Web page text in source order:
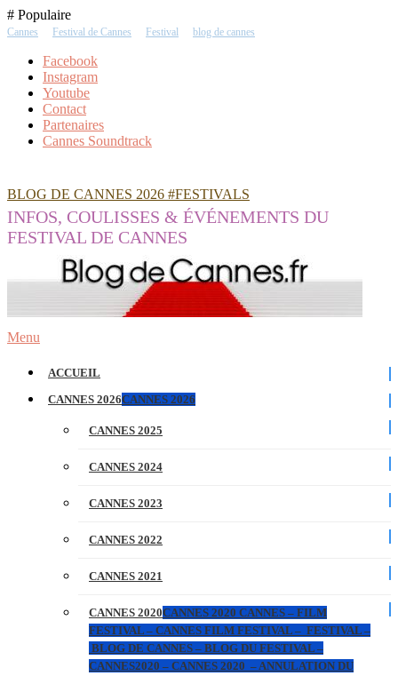
Skip
To
# Populaire
Cannes Festival de Cannes Festival blog de cannes
Facebook
Instagram
Youtube
Contact
Partenaires
Cannes Soundtrack
BLOG DE CANNES 2026 #FESTIVALS
INFOS, COULISSES & ÉVÉNEMENTS DU
FESTIVAL DE CANNES
Menu
ACCUEIL
CANNES 2026CANNES 2026
CANNES 2025
CANNES 2024
CANNES 2023
CANNES 2022
CANNES 2021
CANNES 2020CANNES 2020 CANNES – FILM
FESTIVAL – CANNES FILM FESTIVAL – FESTIVAL –
BLOG DE CANNES – BLOG DU FESTIVAL –
CANNES2020 – CANNES 2020 – ANNULATION DU